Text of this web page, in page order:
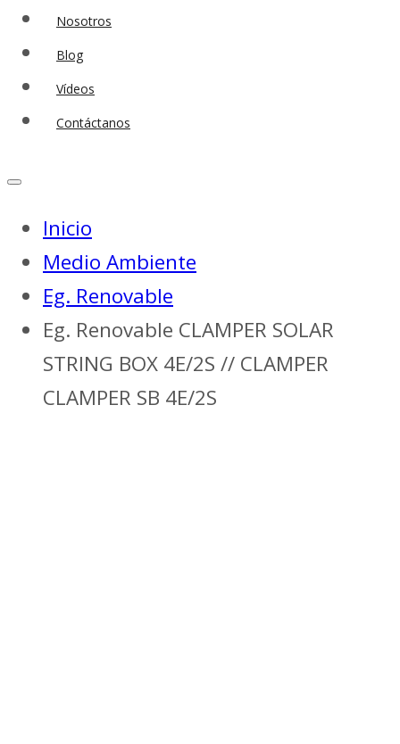
Nosotros
Blog
Vídeos
Contáctanos
Inicio
Medio Ambiente
Eg. Renovable
Eg. Renovable CLAMPER SOLAR
STRING BOX 4E/2S // CLAMPER
CLAMPER SB 4E/2S